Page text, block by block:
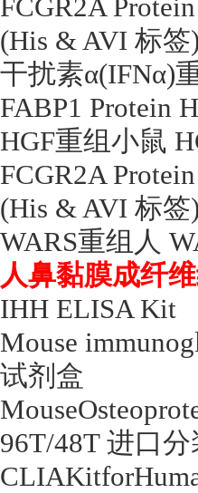
FCGR2A
(His & AVI 标签
干扰素α(IFNα)
FABP1 Protein
HGF重组小鼠
FCGR2A
(His & AVI 标签
WARS重组人
人鼻黏膜成纤
IHH ELISA Kit
Mouse
试剂盒
96T/48T 进口分